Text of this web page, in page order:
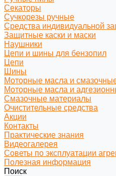
Секаторы
Сучкорезы ручные
Средства индивидуальной
Защитные каски и маски
Наушники
Цепи и шины для бензопил
Цепи
Шины
Моторные масла и
Моторные масла и
Смазочные материалы
Очистительные средства
Акции
Контакты
Практические знания
Видеогалерея
Советы по эксплуатации
Полезная информация
Поиск